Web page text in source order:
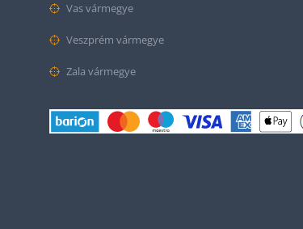
Vas vármegye
Veszprém vármegye
Zala vármegye